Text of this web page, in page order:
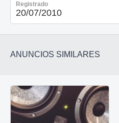
Registrado
20/07/2010
ANUNCIOS SIMILARES